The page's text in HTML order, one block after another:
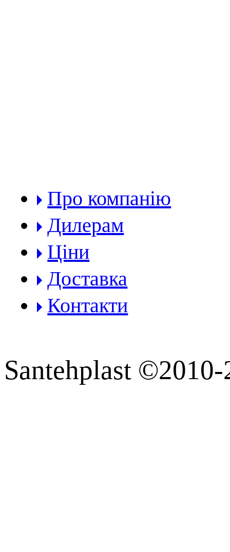
Про компанію
Дилерам
Ціни
Доставка
Контакти
Santehplast ©2010-